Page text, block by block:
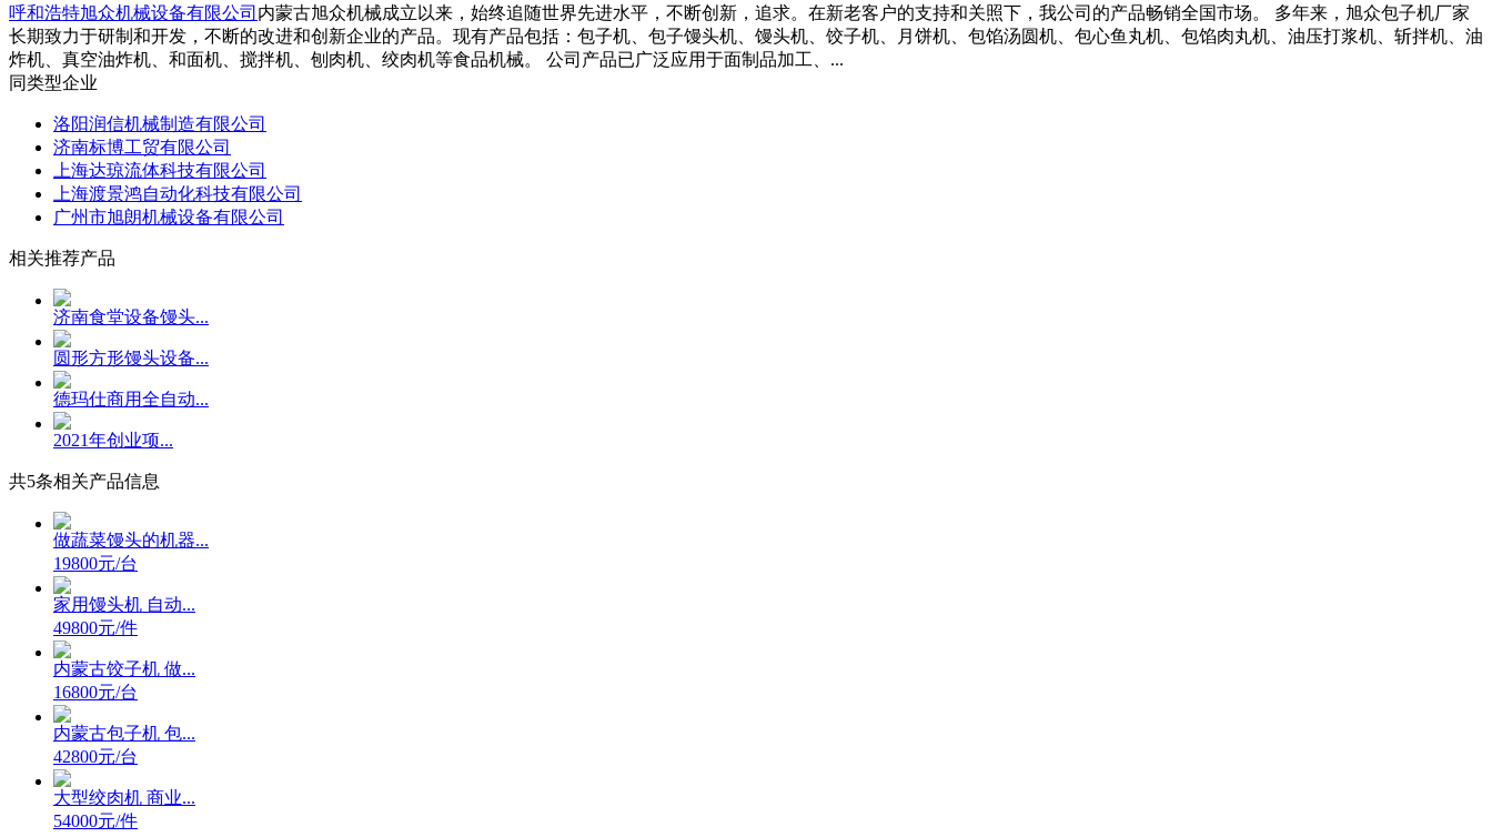
呼和浩特旭众机械设备有限公司 内蒙古旭众机械成立以来，始终追随世界先进水平，不断创新，追求。在新老客户的支持和关照下，我公司的产品畅销全国市场。 多年来，旭众包子机厂家
长期致力于研制和开发，不断的改进和创新企业的产品。现有产品包括：包子机、包子馒头机、馒头机、饺子机、月饼机、包馅汤圆机、包心鱼丸机、包馅肉丸机、油压打浆机、斩拌机、油
炸机、真空油炸机、和面机、搅拌机、刨肉机、绞肉机等食品机械。 公司产品已广泛应用于面制品加工、...
同类型企业
洛阳润信机械制造有限公司
济南标博工贸有限公司
上海达琼流体科技有限公司
上海渡景鸿自动化科技有限公司
广州市旭朗机械设备有限公司
相关推荐产品
济南食堂设备馒头...
圆形方形馒头设备...
德玛仕商用全自动...
2021年创业项...
共5条相关产品信息
做蔬菜馒头的机器...
19800元/台
家用馒头机 自动...
49800元/件
内蒙古饺子机 做...
16800元/台
内蒙古包子机 包...
42800元/台
大型绞肉机 商业...
54000元/件